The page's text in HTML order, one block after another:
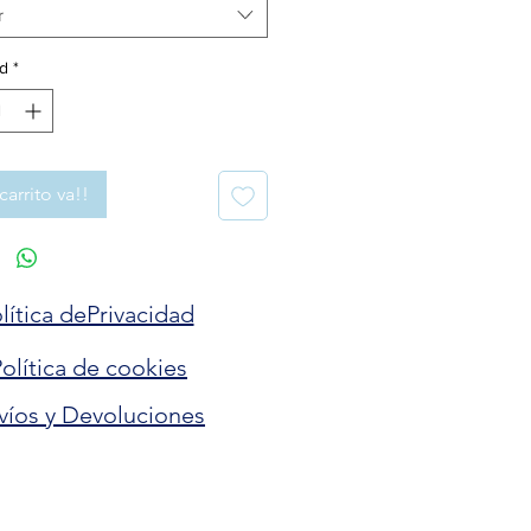
*
carrito va!!
dePrivacidad
de cookies
y Devoluciones